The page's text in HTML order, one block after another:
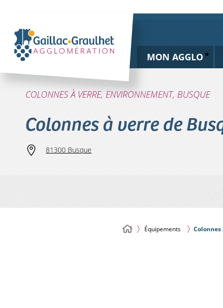
MON AGGLO
COLONNES À VERRE, ENVIRONNEMENT, BUSQUE
Colonnes à verre de
81300 Busque
Équipements Colonnes